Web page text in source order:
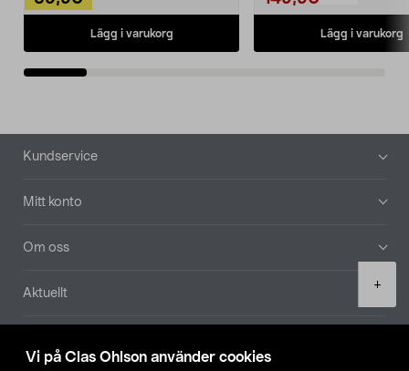
Vi på Clas Ohlson använder cookies
+
Lägg i varukorg Lägg i varukorg
Sidfot
Kundservice
Mitt konto
Om oss
Aktuellt